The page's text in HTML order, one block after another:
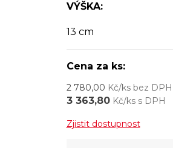
VÝŠKA:
13 cm
Cena za ks:
2 780,00 Kč/ks bez DPH
3 363,80Kč/ks s DPH
Zjistit dostupnost